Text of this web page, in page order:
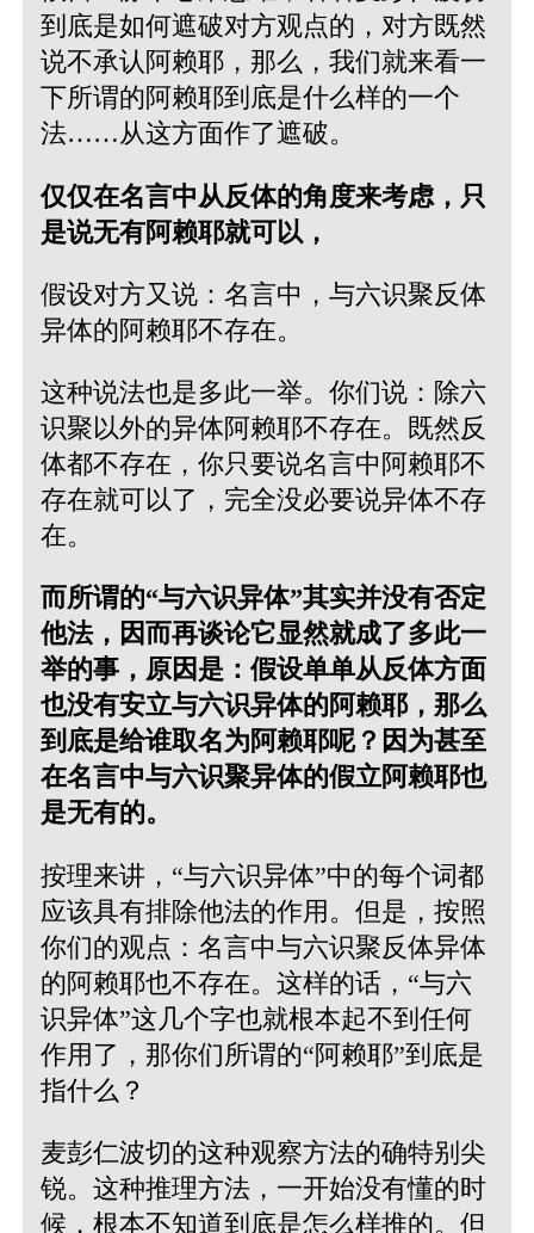
到底是如何遮破对方观点的，对方既然
说不承认阿赖耶，那么，我们就来看一
下所谓的阿赖耶到底是什么样的一个
法……从这方面作了遮破。
仅仅在名言中从反体的角度来考虑，只
是说无有阿赖耶就可以，
假设对方又说：名言中，与六识聚反体
异体的阿赖耶不存在。
这种说法也是多此一举。你们说：除六
识聚以外的异体阿赖耶不存在。既然反
体都不存在，你只要说名言中阿赖耶不
存在就可以了，完全没必要说异体不存
在。
而所谓的“与六识异体”其实并没有否定
他法，因而再谈论它显然就成了多此一
举的事，原因是：假设单单从反体方面
也没有安立与六识异体的阿赖耶，那么
到底是给谁取名为阿赖耶呢？因为甚至
在名言中与六识聚异体的假立阿赖耶也
是无有的。
按理来讲，“与六识异体”中的每个词都
应该具有排除他法的作用。但是，按照
你们的观点：名言中与六识聚反体异体
的阿赖耶也不存在。这样的话，“与六
识异体”这几个字也就根本起不到任何
作用了，那你们所谓的“阿赖耶”到底是
指什么？
麦彭仁波切的这种观察方法的确特别尖
锐。这种推理方法，一开始没有懂的时
候，根本不知道到底是怎么样推的。但